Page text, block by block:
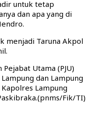
untuk tetap
dan apa yang di
menjadi Taruna Akpol
Utama (PJU)
dan Lampung
Lampung
Fik/TI)